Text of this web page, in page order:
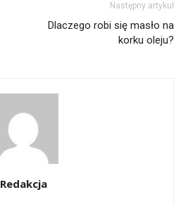
Następny artykuł
Dlaczego robi się masło na
korku oleju?
Redakcja